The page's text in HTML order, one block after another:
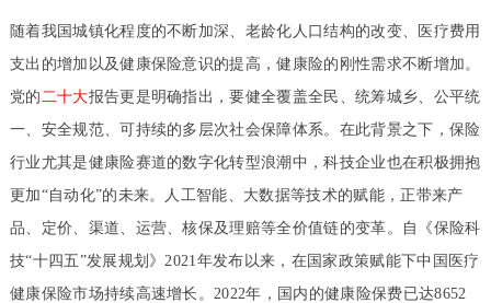
随着我国城镇化程度的不断加深、老龄化人口结构的改变、医疗费用
支出的增加以及健康保险意识的提高，健康险的刚性需求不断增加。
党的二十大报告更是明确指出，要健全覆盖全民、统筹城乡、公平统
一、安全规范、可持续的多层次社会保障体系。在此背景之下，保险
行业尤其是健康险赛道的数字化转型浪潮中，科技企业也在积极拥抱
更加“自动化”的未来。人工智能、大数据等技术的赋能，正带来产
品、定价、渠道、运营、核保及理赔等全价值链的变革。自《保险科
技“十四五”发展规划》2021年发布以来，在国家政策赋能下中国医疗
健康保险市场持续高速增长。2022年，国内的健康险保费已达8652